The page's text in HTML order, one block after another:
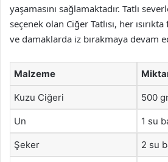
yaşamasını sağlamaktadır. Tatlı
seçenek olan Ciğer Tatlısı, her
ve damaklarda iz bırakmaya devam
Malzeme
Kuzu Ciğeri 500
Un 1 su
Şeker 2 su